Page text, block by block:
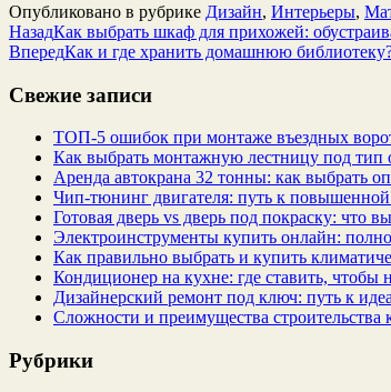
Опубликовано в рубрике Дизайн, Интерьеры,
НазадКак выбрать шкаф для прихожей:
ВпередКак и где хранить домашнюю
Свежие записи
ТОП-5 ошибок при монтаже въездных
Как выбрать монтажную лестницу под тип
Аренда автокрана 32 тонны: как выбрать
Чип‑тюнинг двигателя: путь к
Готовая дверь vs дверь под покраску: что
Электроинструменты купить онлайн:
Как правильно выбрать и купить
Кондиционер на кухне: где ставить, чтобы
Дизайнерский ремонт под ключ: путь к
Сложности и преимущества строительства
Рубрики